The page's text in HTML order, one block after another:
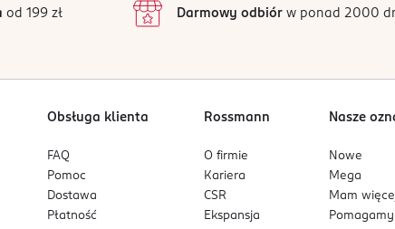
skóry.
komfort skóry podczas stosowania.
1
od 199 zł Darmowy odbiórw ponad 2000
Obsługa klienta
FAQ
Pomoc
Dostawa
Płatność
Rossmann
O firmie
Kariera
CSR
Ekspansja
Nasze
Nowe
Mega
Mam